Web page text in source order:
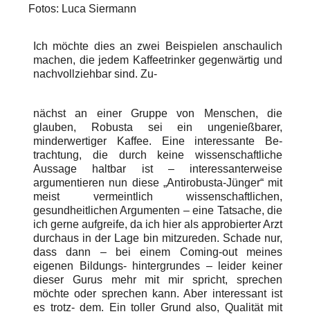
Fotos: Luca Siermann
Ich möchte dies an zwei Beispielen anschaulich
machen, die jedem Kaffeetrinker gegenwärtig und
nachvollziehbar sind. Zu-
nächst an einer Gruppe von Menschen, die
glauben, Robusta sei ein ungenießbarer,
minderwertiger Kaffee. Eine interessante Be-
trachtung, die durch keine wissenschaftliche
Aussage haltbar ist – interessanterweise
argumentieren nun diese „Antirobusta-Jünger“ mit
meist vermeintlich wissenschaftlichen,
gesundheitlichen Argumenten – eine Tatsache, die
ich gerne aufgreife, da ich hier als approbierter Arzt
durchaus in der Lage bin mitzureden. Schade nur,
dass dann – bei einem Coming-out meines
eigenen Bildungs- hintergrundes – leider keiner
dieser Gurus mehr mit mir spricht, sprechen
möchte oder sprechen kann. Aber interessant ist
es trotz- dem. Ein toller Grund also, Qualität mit